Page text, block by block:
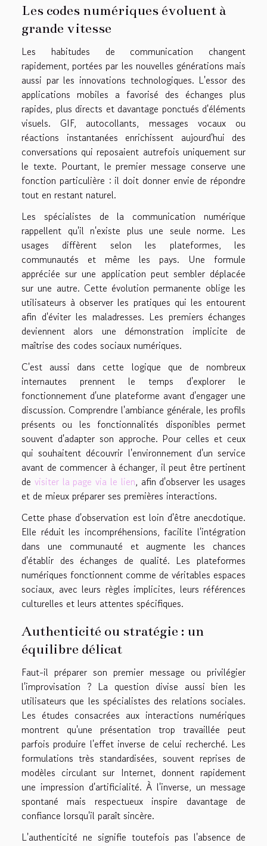
Les codes numériques évoluent à
grande vitesse
Les habitudes de communication changent
rapidement, portées par les nouvelles générations mais
aussi par les innovations technologiques. L'essor des
applications mobiles a favorisé des échanges plus
rapides, plus directs et davantage ponctués d'éléments
visuels. GIF, autocollants, messages vocaux ou
réactions instantanées enrichissent aujourd'hui des
conversations qui reposaient autrefois uniquement sur
le texte. Pourtant, le premier message conserve une
fonction particulière : il doit donner envie de répondre
tout en restant naturel.
Les spécialistes de la communication numérique
rappellent qu'il n'existe plus une seule norme. Les
usages diffèrent selon les plateformes, les
communautés et même les pays. Une formule
appréciée sur une application peut sembler déplacée
sur une autre. Cette évolution permanente oblige les
utilisateurs à observer les pratiques qui les entourent
afin d'éviter les maladresses. Les premiers échanges
deviennent alors une démonstration implicite de
maîtrise des codes sociaux numériques.
C'est aussi dans cette logique que de nombreux
internautes prennent le temps d'explorer le
fonctionnement d'une plateforme avant d'engager une
discussion. Comprendre l'ambiance générale, les profils
présents ou les fonctionnalités disponibles permet
souvent d'adapter son approche. Pour celles et ceux
qui souhaitent découvrir l'environnement d'un service
avant de commencer à échanger, il peut être pertinent
de visiter la page via le lien, afin d'observer les usages
et de mieux préparer ses premières interactions.
Cette phase d'observation est loin d'être anecdotique.
Elle réduit les incompréhensions, facilite l'intégration
dans une communauté et augmente les chances
d'établir des échanges de qualité. Les plateformes
numériques fonctionnent comme de véritables espaces
sociaux, avec leurs règles implicites, leurs références
culturelles et leurs attentes spécifiques.
Authenticité ou stratégie : un
équilibre délicat
Faut-il préparer son premier message ou privilégier
l'improvisation ? La question divise aussi bien les
utilisateurs que les spécialistes des relations sociales.
Les études consacrées aux interactions numériques
montrent qu'une présentation trop travaillée peut
parfois produire l'effet inverse de celui recherché. Les
formulations très standardisées, souvent reprises de
modèles circulant sur Internet, donnent rapidement
une impression d'artificialité. À l'inverse, un message
spontané mais respectueux inspire davantage de
confiance lorsqu'il paraît sincère.
L'authenticité ne signifie toutefois pas l'absence de